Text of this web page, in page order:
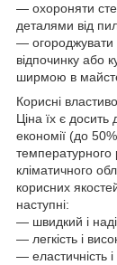
— охороняти
деталями від
— огороджувати
відпочинку або
ширмою в
Корисні
Ціна їх є
економії (до
температурного
кліматичного
корисних
наступні:
— швидкий і
— легкість і
— еластичність і